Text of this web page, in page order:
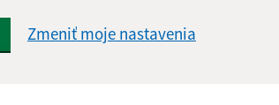
Zmeniť moje nastavenia